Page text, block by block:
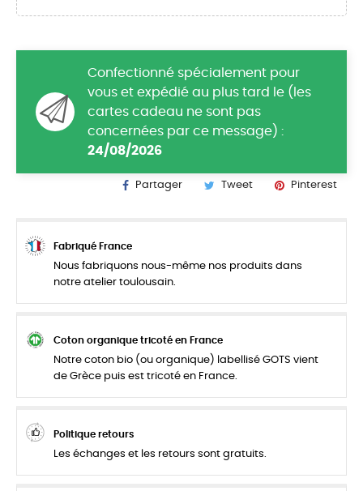
Confectionné spécialement pour
vous et expédié au plus tard le (les
cartes cadeau ne sont pas
concernées par ce message) :
24/08/2026
Partager Tweet Pinterest
Fabriqué France
Nous fabriquons nous-même nos produits dans
notre atelier toulousain.
Coton organique tricoté en France
Notre coton bio (ou organique) labellisé GOTS vient
de Grèce puis est tricoté en France.
Politique retours
Les échanges et les retours sont gratuits.